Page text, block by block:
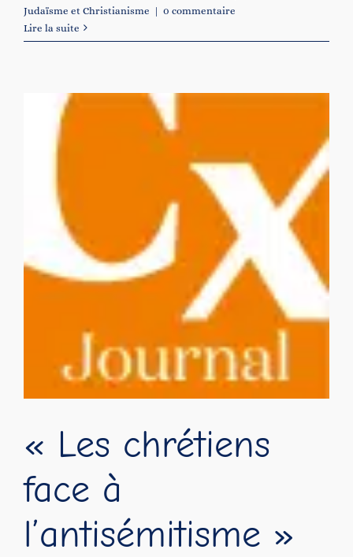
Judaïsme et Christianisme | 0 commentaire
Lire la suite
« Les chrétiens
face à
l’antisémitisme »